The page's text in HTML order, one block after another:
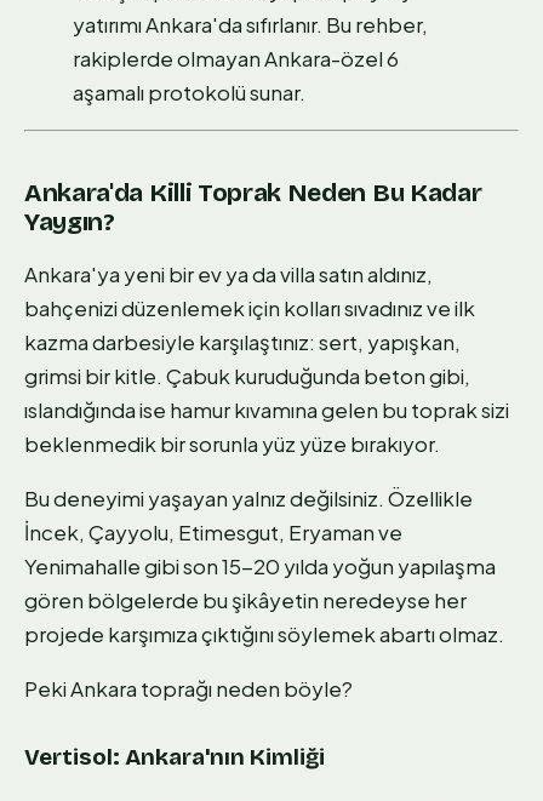
yatırımı Ankara'da sıfırlanır. Bu rehber,
rakiplerde olmayan Ankara-özel 6
aşamalı protokolü sunar.
Ankara'da Killi Toprak Neden Bu Kadar
Yaygın?
Ankara'ya yeni bir ev ya da villa satın aldınız,
bahçenizi düzenlemek için kolları sıvadınız ve ilk
kazma darbesiyle karşılaştınız: sert, yapışkan,
grimsi bir kitle. Çabuk kuruduğunda beton gibi,
ıslandığında ise hamur kıvamına gelen bu toprak sizi
beklenmedik bir sorunla yüz yüze bırakıyor.
Bu deneyimi yaşayan yalnız değilsiniz. Özellikle
İncek, Çayyolu, Etimesgut, Eryaman ve
Yenimahalle gibi son 15-20 yılda yoğun yapılaşma
gören bölgelerde bu şikâyetin neredeyse her
projede karşımıza çıktığını söylemek abartı olmaz.
Peki Ankara toprağı neden böyle?
Vertisol: Ankara'nın Kimliği